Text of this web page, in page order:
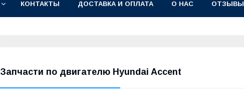
КОНТАКТЫ ДОСТАВКА И ОПЛАТА О НАС ОТЗЫВЫ
Запчасти по двигателю Hyundai Accent